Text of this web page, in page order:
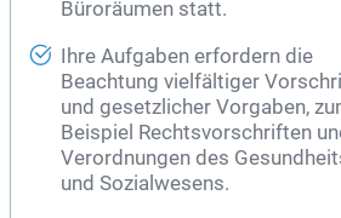
Büroräumen statt.
Ihre Aufgaben erfordern die
Beachtung vielfältiger
und gesetzlicher Vorgaben,
Beispiel Rechtsvorschriften
Verordnungen des
und Sozialwesens.